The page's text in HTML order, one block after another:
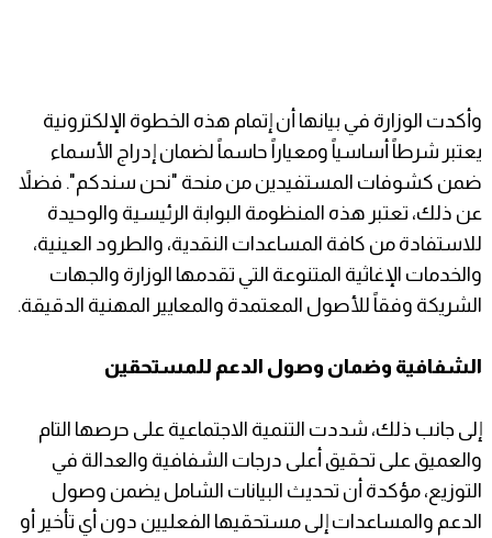
​وأكدت الوزارة في بيانها أن إتمام هذه الخطوة الإلكترونية
يعتبر شرطاً أساسياً ومعياراً حاسماً لضمان إدراج الأسماء
ضمن كشوفات المستفيدين من منحة "نحن سندكم". فضلاً
عن ذلك، تعتبر هذه المنظومة البوابة الرئيسية والوحيدة
للاستفادة من كافة المساعدات النقدية، والطرود العينية،
والخدمات الإغاثية المتنوعة التي تقدمها الوزارة والجهات
الشريكة وفقاً للأصول المعتمدة والمعايير المهنية الدقيقة.
​الشفافية وضمان وصول الدعم للمستحقين
إلى جانب ذلك، شددت التنمية الاجتماعية على حرصها التام
والعميق على تحقيق أعلى درجات الشفافية والعدالة في
التوزيع، مؤكدة أن تحديث البيانات الشامل يضمن وصول
الدعم والمساعدات إلى مستحقيها الفعليين دون أي تأخير أو